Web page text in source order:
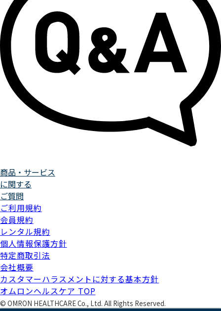
商品・サービス
に関する
ご質問
ご利用規約
会員規約
レンタル規約
個人情報保護方針
特定商取引法
会社概要
カスタマーハラスメントに対する基本方針
オムロンヘルスケア TOP
© OMRON HEALTHCARE Co., Ltd. All Rights Reserved.